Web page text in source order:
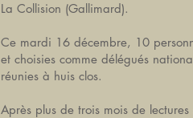
La Collision (Gallimard).
Ce mardi 16 décembre, 10
et choisies comme délégués
réunies à huis clos.
Après plus de trois mois de